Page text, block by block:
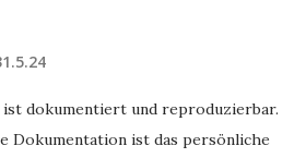
dokumentiert und reproduzierbar.
Dokumentation ist das persönliche